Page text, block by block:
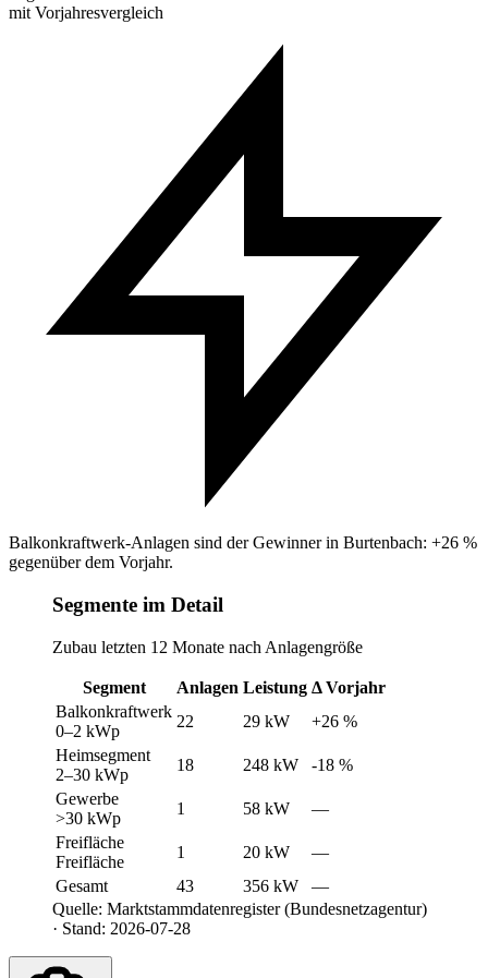
mit Vorjahresvergleich
Balkonkraftwerk-Anlagen sind der Gewinner in Burtenbach: +26 %
gegenüber dem Vorjahr.
Segmente im Detail
Zubau letzten 12 Monate nach Anlagengröße
Segment Anlagen Leistung Δ Vorjahr
Balkonkraftwerk
0–2 kWp
22 29 kW
+26 %
Heimsegment
2–30 kWp
18 248 kW
-18 %
Gewerbe
>30 kWp
1 58 kW
—
Freifläche
Freifläche
1 20 kW
—
Gesamt
43 356 kW
—
Quelle: Marktstammdatenregister (Bundesnetzagentur)
· Stand: 2026-07-28